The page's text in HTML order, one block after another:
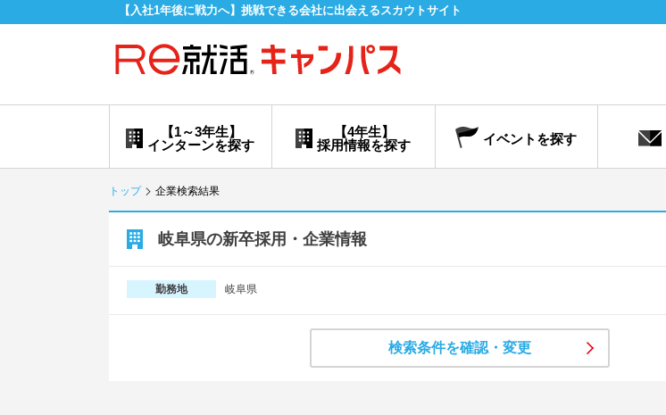
【入社1年後に戦力へ】挑戦できる会社に出会えるスカウトサイト
【4年生】
採用情報を探す
【1～3年生】
インターンを探す
イベントを探す
トップ 企業検索結果
岐阜県の新卒採用・企業情報
勤務地 岐阜県
検索条件を確認・変更